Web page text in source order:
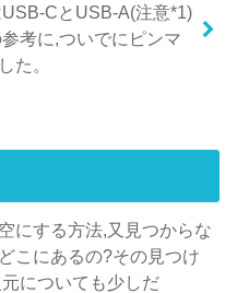
CとUSB-A(注意*1)
考に,ついでにピンマ
た。
にする方法,又見つからな
こにあるの?その見つけ
についても少しだ